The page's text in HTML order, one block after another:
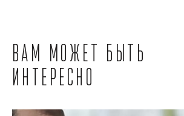
Вам может быть
интересно